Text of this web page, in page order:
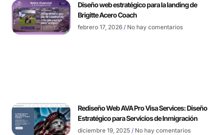
Diseño web estratégico para la landing de
Brigitte Acero Coach
febrero 17, 2026 No hay comentarios
Rediseño Web AVA Pro Visa Services: Diseño
Estratégico para Servicios de Inmigración
diciembre 19, 2025 No hay comentarios